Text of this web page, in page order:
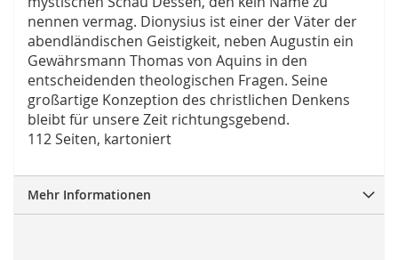
nennen vermag. Dionysius ist einer der Väter der
abendländischen Geistigkeit, neben Augustin ein
Gewährsmann Thomas von Aquins in den
entscheidenden theologischen Fragen. Seine
großartige Konzeption des christlichen Denkens
bleibt für unsere Zeit richtungsgebend.
112 Seiten, kartoniert
Mehr Informationen